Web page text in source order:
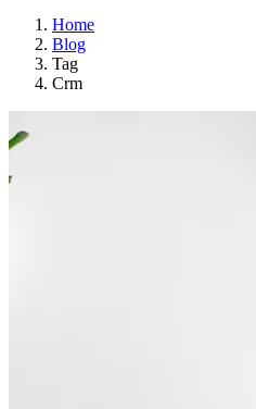
Home
Blog
Tag
Crm